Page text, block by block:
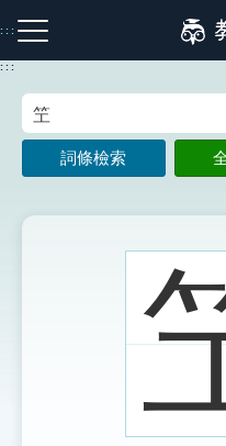
到
主
:::
注音索引圖示 筆畫
:::
詞條檢索